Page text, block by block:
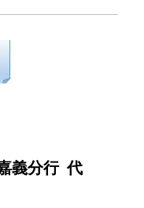
義分行 代